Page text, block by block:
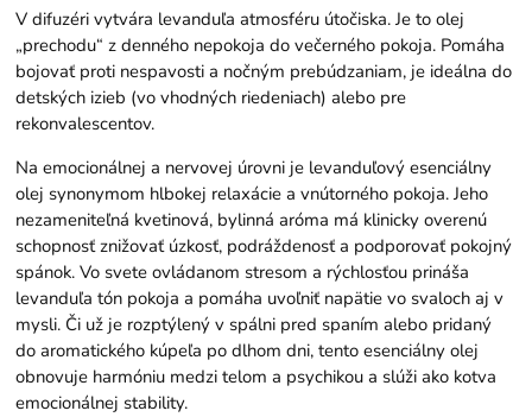
V difuzéri vytvára levanduľa atmosféru útočiska. Je to olej
„prechodu“ z denného nepokoja do večerného pokoja. Pomáha
bojovať proti nespavosti a nočným prebúdzaniam, je ideálna do
detských izieb (vo vhodných riedeniach) alebo pre
rekonvalescentov.
Na emocionálnej a nervovej úrovni je levanduľový esenciálny
olej synonymom hlbokej relaxácie a vnútorného pokoja. Jeho
nezameniteľná kvetinová, bylinná aróma má klinicky overenú
schopnosť znižovať úzkosť, podráždenosť a podporovať pokojný
spánok. Vo svete ovládanom stresom a rýchlosťou prináša
levanduľa tón pokoja a pomáha uvoľniť napätie vo svaloch aj v
mysli. Či už je rozptýlený v spálni pred spaním alebo pridaný
do aromatického kúpeľa po dlhom dni, tento esenciálny olej
obnovuje harmóniu medzi telom a psychikou a slúži ako kotva
emocionálnej stability.